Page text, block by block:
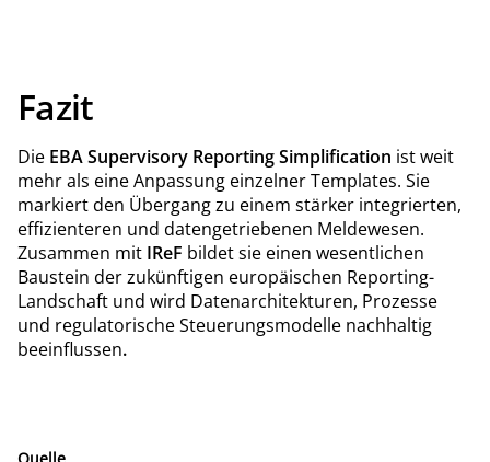
Fazit
Die EBA Supervisory Reporting Simplification ist weit
mehr als eine Anpassung einzelner Templates. Sie
markiert den Übergang zu einem stärker integrierten,
effizienteren und datengetriebenen Meldewesen.
Zusammen mit IReF bildet sie einen wesentlichen
Baustein der zukünftigen europäischen Reporting-
Landschaft und wird Datenarchitekturen, Prozesse
und regulatorische Steuerungsmodelle nachhaltig
beeinflussen.
Quelle